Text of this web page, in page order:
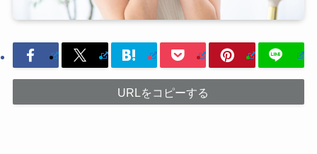
URLをコピーする